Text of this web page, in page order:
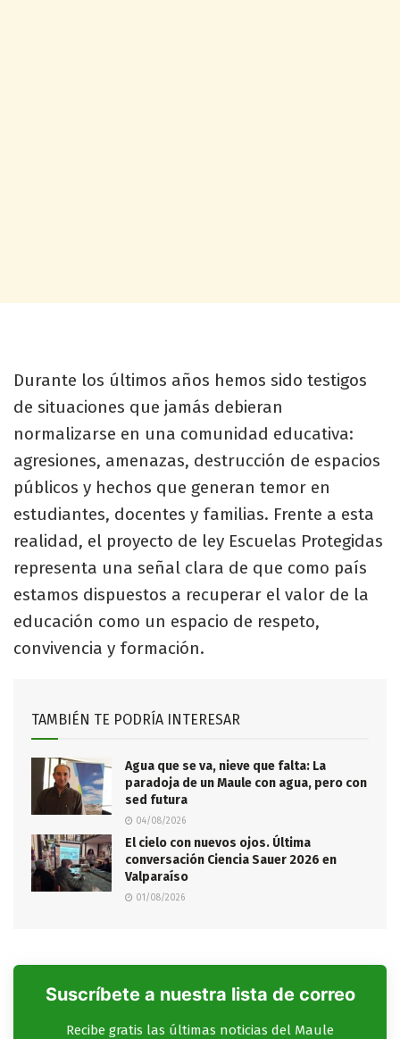
Durante los últimos años hemos sido testigos
de situaciones que jamás debieran
normalizarse en una comunidad educativa:
agresiones, amenazas, destrucción de espacios
públicos y hechos que generan temor en
estudiantes, docentes y familias. Frente a esta
realidad, el proyecto de ley Escuelas Protegidas
representa una señal clara de que como país
estamos dispuestos a recuperar el valor de la
educación como un espacio de respeto,
convivencia y formación.
TAMBIÉN TE PODRÍA INTERESAR
Agua que se va, nieve que falta: La
paradoja de un Maule con agua, pero con
sed futura
04/08/2026
El cielo con nuevos ojos. Última
conversación Ciencia Sauer 2026 en
Valparaíso
01/08/2026
Suscríbete a nuestra lista de correo
Recibe gratis las últimas noticias del Maule